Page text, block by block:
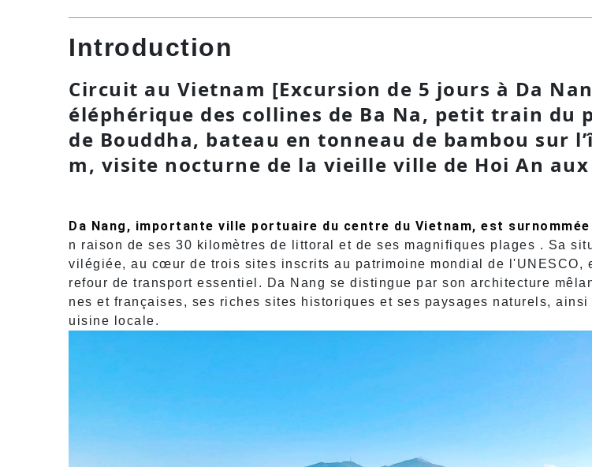
Introduction
Circuit au Vietnam [Excursion de 5 jours à Da
éléphérique des collines de Ba Na, petit train du
de Bouddha, bateau en tonneau de bambou sur
m, visite nocturne de la vieille ville de Hoi An
Da Nang, importante ville portuaire du centre du Vietnam, est surnommée
n raison de ses 30 kilomètres de littoral et de ses magnifiques plages . Sa
vilégiée, au cœur de trois sites inscrits au patrimoine mondial de l'UNESCO,
refour de transport essentiel. Da Nang se distingue par son architecture
nes et françaises, ses riches sites historiques et ses paysages naturels,
uisine locale.